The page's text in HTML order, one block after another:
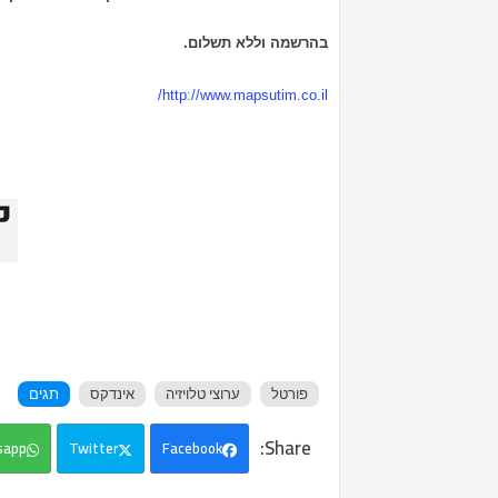
בהרשמה וללא תשלום.
http://www.mapsutim.co.il/
תגים אינדקס ערוצי טלויזיה פורטל
Facebook
Twitter